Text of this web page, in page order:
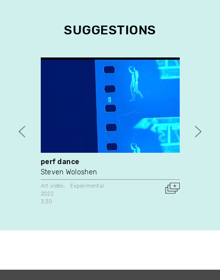
SUGGESTIONS
perf dance
Steven Woloshen
Art vidéo
Expérimental
2022
3:30